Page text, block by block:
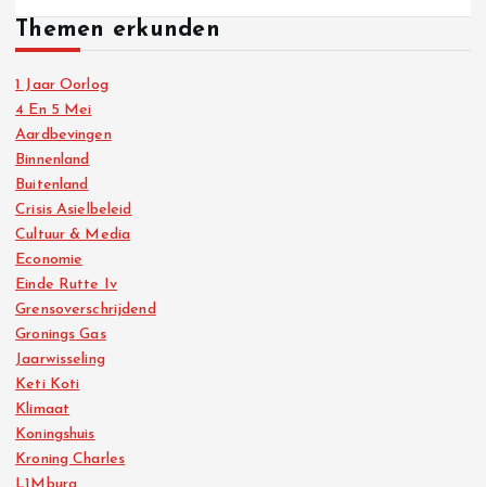
Themen erkunden
1 Jaar Oorlog
4 En 5 Mei
Aardbevingen
Binnenland
Buitenland
Crisis Asielbeleid
Cultuur & Media
Economie
Einde Rutte Iv
Grensoverschrijdend
Gronings Gas
Jaarwisseling
Keti Koti
Klimaat
Koningshuis
Kroning Charles